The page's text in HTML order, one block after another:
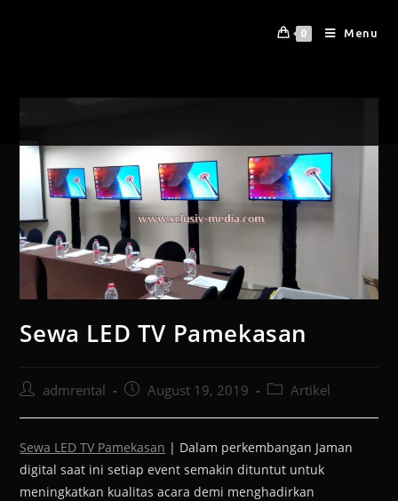
0 Menu
Sewa LED TV Pamekasan
admrental August 19, 2019 Artikel
Sewa LED TV Pamekasan | Dalam perkembangan Jaman
digital saat ini setiap event semakin dituntut untuk
meningkatkan kualitas acara demi menghadirkan